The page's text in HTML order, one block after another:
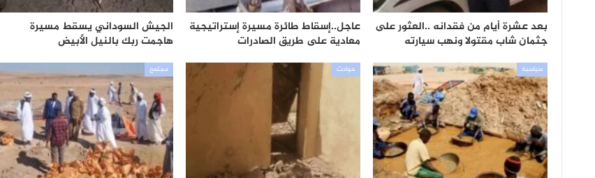
بعد عشرة أيام من فقدانه ..العثور على
جثمان شاب مقتولا ونهب سيارته
عاجل..إسقاط طائرة مسيرة إستراتيجية
معادية على طريق الصادرات
الجيش السوداني يسقط مسيرة
هاجمت ربك بالنيل الأبيض
سياسية حوادث مجتمع